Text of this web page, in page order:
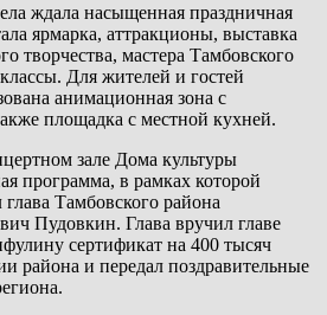
ждала насыщенная праздничная
ярмарка, аттракционы, выставка
творчества, мастера Тамбовского
Для жителей и гостей
анимационная зона с
площадка с местной кухней.
зале Дома культуры
программа, в рамках которой
Тамбовского района
Пудовкин. Глава вручил главе
сертификат на 400 тысяч
района и передал поздравительные